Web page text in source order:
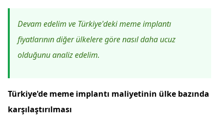
Devam edelim ve Türkiye'deki meme implantı
fiyatlarının diğer ülkelere göre nasıl daha ucuz
olduğunu analiz edelim.
Türkiye'de meme implantı maliyetinin ülke bazında
karşılaştırılması